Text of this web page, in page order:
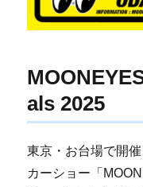
als 2025
東京・お台場で開
カーショー「